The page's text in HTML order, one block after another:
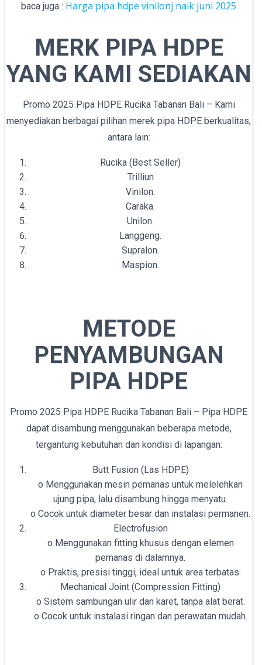
baca juga : Harga pipa hdpe vinilonj naik juni 2025
MERK PIPA HDPE
YANG KAMI SEDIAKAN
Promo 2025 Pipa HDPE Rucika Tabanan Bali – Kami
menyediakan berbagai pilihan merek pipa HDPE berkualitas,
antara lain:
Rucika (Best Seller)
Trilliun
Vinilon.
Caraka.
Unilon.
Langgeng.
Supralon.
Maspion.
METODE
PENYAMBUNGAN
PIPA HDPE
Promo 2025 Pipa HDPE Rucika Tabanan Bali – Pipa HDPE
dapat disambung menggunakan beberapa metode,
tergantung kebutuhan dan kondisi di lapangan:
Butt Fusion (Las HDPE)
o Menggunakan mesin pemanas untuk melelehkan
ujung pipa, lalu disambung hingga menyatu.
o Cocok untuk diameter besar dan instalasi permanen.
Electrofusion
o Menggunakan fitting khusus dengan elemen
pemanas di dalamnya.
o Praktis, presisi tinggi, ideal untuk area terbatas.
Mechanical Joint (Compression Fitting)
o Sistem sambungan ulir dan karet, tanpa alat berat.
o Cocok untuk instalasi ringan dan perawatan mudah.